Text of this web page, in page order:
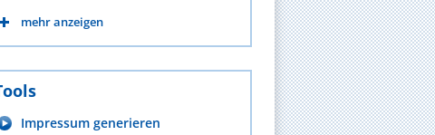
mehr anzeigen
Impressum generieren